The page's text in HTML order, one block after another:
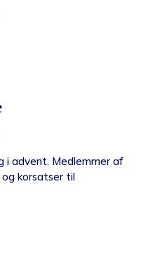
i advent. Medlemmer af
og korsatser til